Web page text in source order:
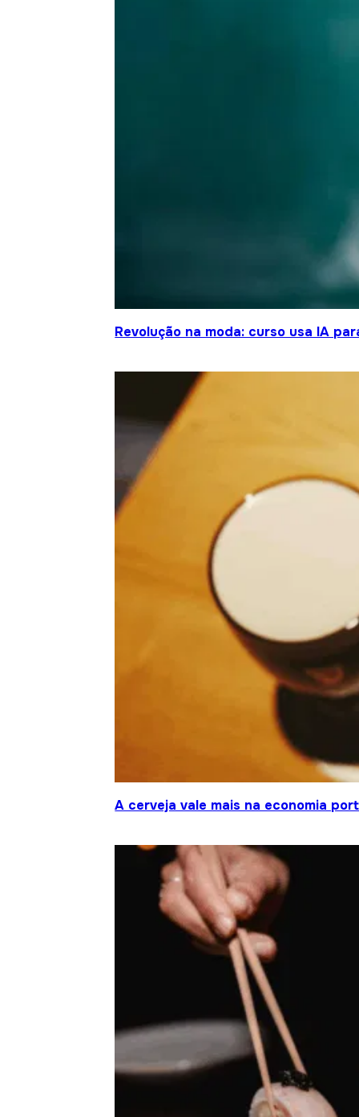
Revolução na moda: curso usa IA
A cerveja vale mais na economia